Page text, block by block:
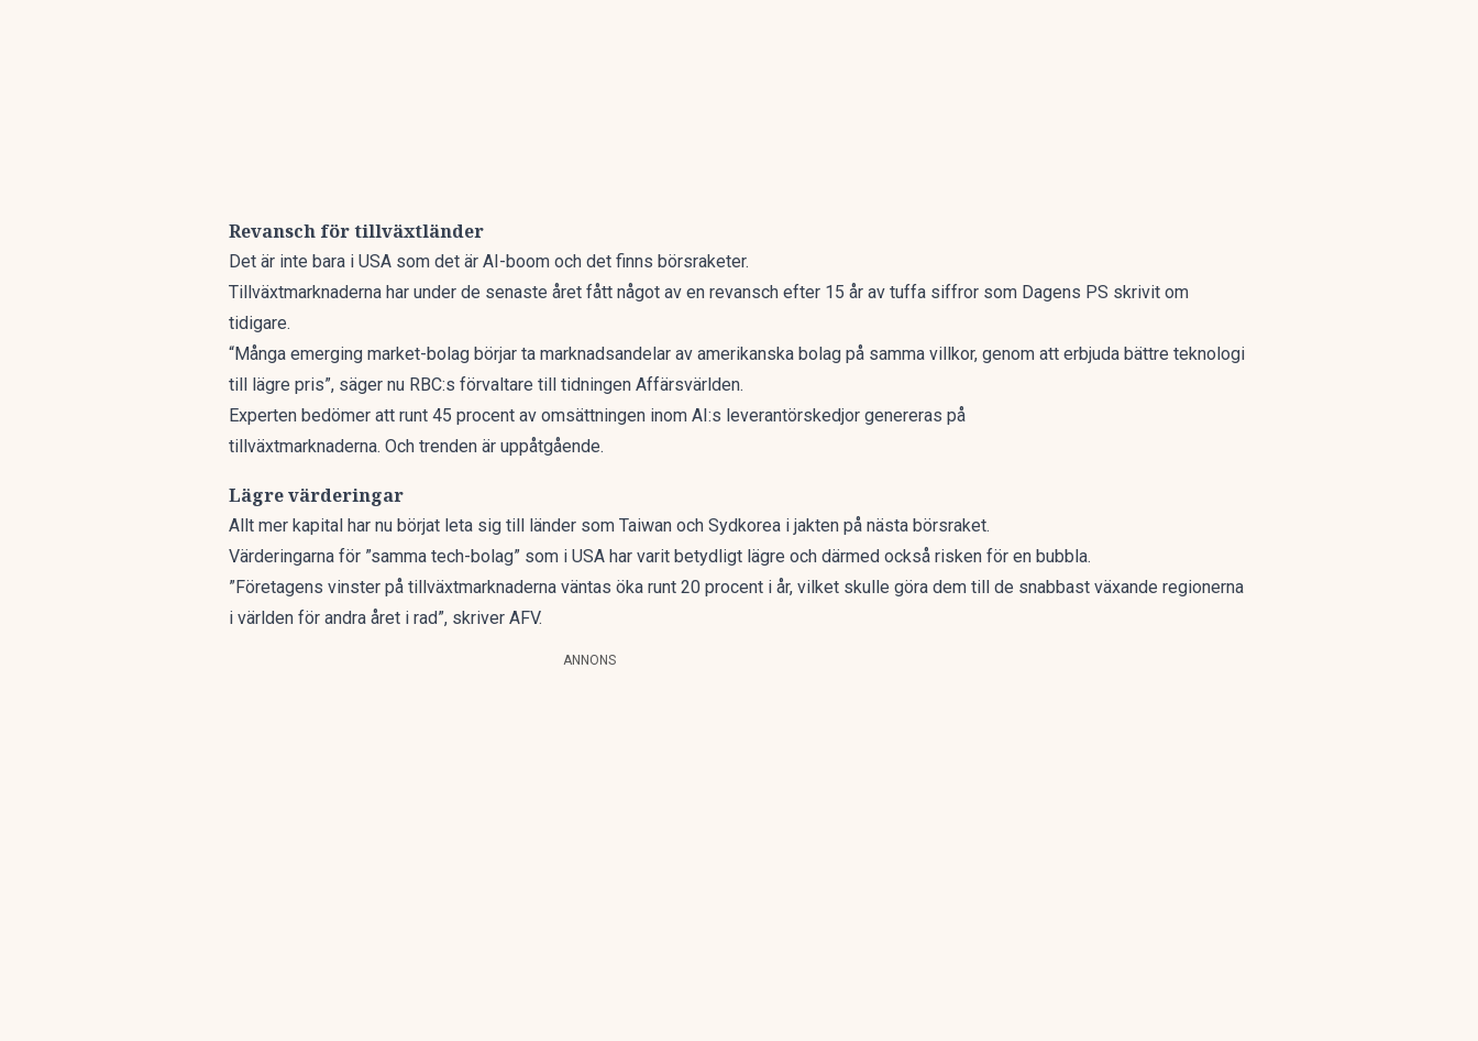
Revansch för tillväxtländer
Det är inte bara i USA som det är AI-boom och det finns börsraketer.
Tillväxtmarknaderna har under de senaste året fått något av en revansch efter 15 år av tuffa siffror som Dagens PS skrivit om
tidigare.
“Många emerging market-bolag börjar ta marknadsandelar av amerikanska bolag på samma villkor, genom att erbjuda bättre teknologi
till lägre pris”, säger nu RBC:s förvaltare till tidningen Affärsvärlden.
Experten bedömer att runt 45 procent av omsättningen inom AI:s leverantörskedjor genereras på
tillväxtmarknaderna. Och trenden är uppåtgående.
Lägre värderingar
Allt mer kapital har nu börjat leta sig till länder som Taiwan och Sydkorea i jakten på nästa börsraket.
Värderingarna för ”samma tech-bolag” som i USA har varit betydligt lägre och därmed också risken för en bubbla.
”Företagens vinster på tillväxtmarknaderna väntas öka runt 20 procent i år, vilket skulle göra dem till de snabbast växande regionerna
i världen för andra året i rad”, skriver AFV.
ANNONS